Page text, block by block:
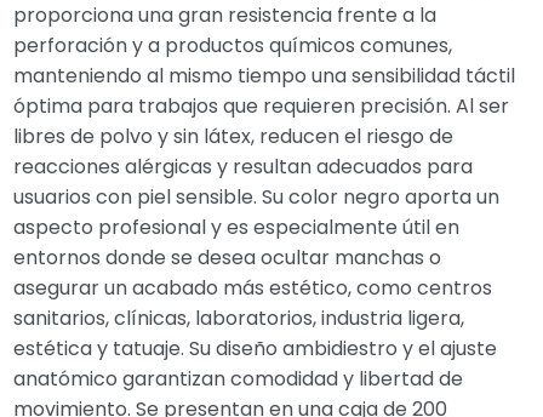
proporciona una gran resistencia frente a la
perforación y a productos químicos comunes,
manteniendo al mismo tiempo una sensibilidad táctil
óptima para trabajos que requieren precisión. Al ser
libres de polvo y sin látex, reducen el riesgo de
reacciones alérgicas y resultan adecuados para
usuarios con piel sensible. Su color negro aporta un
aspecto profesional y es especialmente útil en
entornos donde se desea ocultar manchas o
asegurar un acabado más estético, como centros
sanitarios, clínicas, laboratorios, industria ligera,
estética y tatuaje. Su diseño ambidiestro y el ajuste
anatómico garantizan comodidad y libertad de
movimiento. Se presentan en una caja de 200